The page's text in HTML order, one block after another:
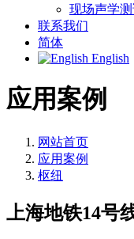
现场声学
联系我们
简体
English
应用案例
网站首页
应用案例
枢纽
上海地铁14号